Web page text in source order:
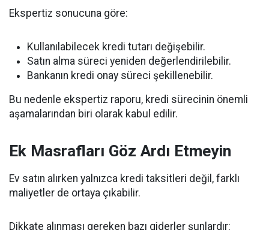
Ekspertiz sonucuna göre:
Kullanılabilecek kredi tutarı değişebilir.
Satın alma süreci yeniden değerlendirilebilir.
Bankanın kredi onay süreci şekillenebilir.
Bu nedenle ekspertiz raporu, kredi sürecinin önemli
aşamalarından biri olarak kabul edilir.
Ek Masrafları Göz Ardı Etmeyin
Ev satın alırken yalnızca kredi taksitleri değil, farklı
maliyetler de ortaya çıkabilir.
Dikkate alınması gereken bazı giderler şunlardır: